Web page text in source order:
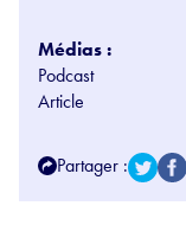
Médias :
Podcast
Article
Partager :